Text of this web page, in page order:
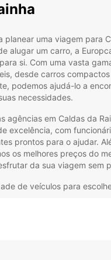
planear uma viagem para
alugar um carro, a
si. Com uma vasta
desde carros
podemos ajudá-lo a
necessidades.
agências em Caldas da
excelência, com
prontos para o ajudar.
os melhores preços do
da sua viagem sem
de veículos para